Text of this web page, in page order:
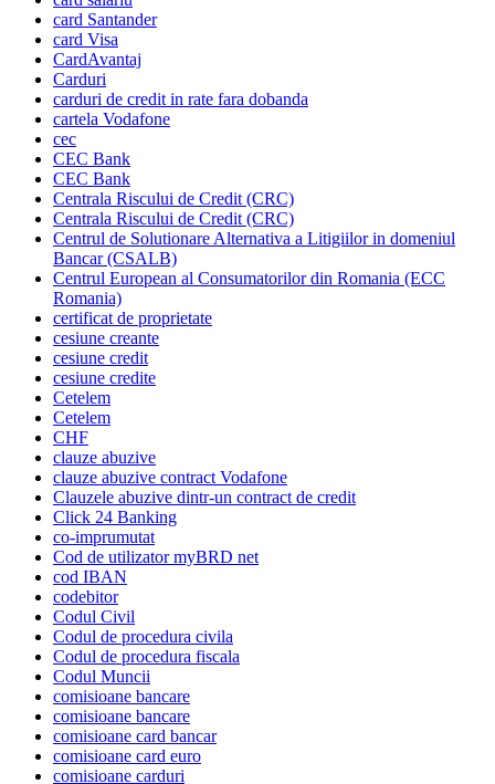
card Santander
card Visa
CardAvantaj
Carduri
carduri de credit in rate fara dobanda
cartela Vodafone
cec
CEC Bank
CEC Bank
Centrala Riscului de Credit (CRC)
Centrala Riscului de Credit (CRC)
Centrul de Solutionare Alternativa a Litigiilor in domeniul
Bancar (CSALB)
Centrul European al Consumatorilor din Romania (ECC
Romania)
certificat de proprietate
cesiune creante
cesiune credit
cesiune credite
Cetelem
Cetelem
CHF
clauze abuzive
clauze abuzive contract Vodafone
Clauzele abuzive dintr-un contract de credit
Click 24 Banking
co-imprumutat
Cod de utilizator myBRD net
cod IBAN
codebitor
Codul Civil
Codul de procedura civila
Codul de procedura fiscala
Codul Muncii
comisioane bancare
comisioane bancare
comisioane card bancar
comisioane card euro
comisioane carduri